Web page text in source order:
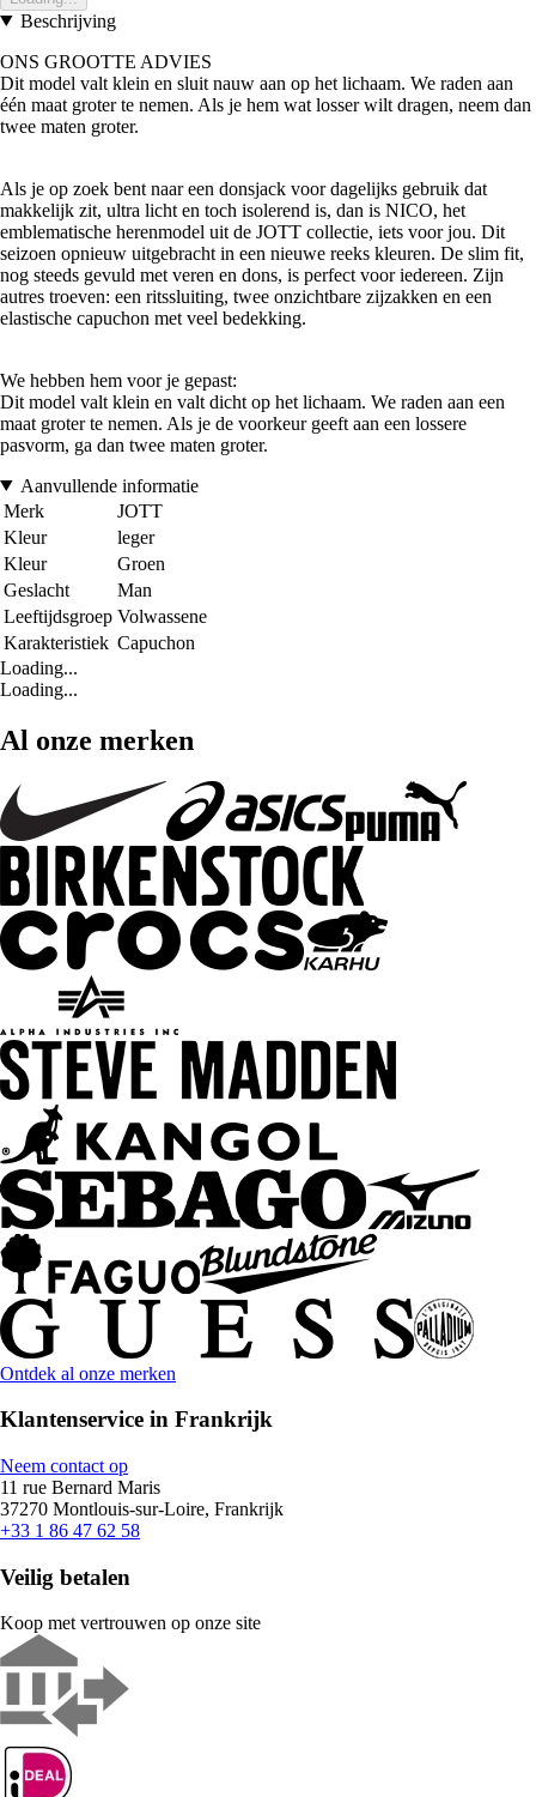
Beschrijving
ONS GROOTTE ADVIES
Dit model valt klein en sluit nauw aan op het lichaam. We raden aan
één maat groter te nemen. Als je hem wat losser wilt dragen, neem dan
twee maten groter.
Als je op zoek bent naar een donsjack voor dagelijks gebruik dat
makkelijk zit, ultra licht en toch isolerend is, dan is NICO, het
emblematische herenmodel uit de JOTT collectie, iets voor jou. Dit
seizoen opnieuw uitgebracht in een nieuwe reeks kleuren. De slim fit,
nog steeds gevuld met veren en dons, is perfect voor iedereen. Zijn
autres troeven: een ritssluiting, twee onzichtbare zijzakken en een
elastische capuchon met veel bedekking.
We hebben hem voor je gepast:
Dit model valt klein en valt dicht op het lichaam. We raden aan een
maat groter te nemen. Als je de voorkeur geeft aan een lossere
pasvorm, ga dan twee maten groter.
Aanvullende informatie
Merk
JOTT
Kleur
leger
Kleur
Groen
Geslacht
Man
Leeftijdsgroep Volwassene
Karakteristiek Capuchon
Loading...
Loading...
Al onze merken
Ontdek al onze merken
Klantenservice in Frankrijk
Neem contact op
11 rue Bernard Maris
37270 Montlouis-sur-Loire, Frankrijk
+33 1 86 47 62 58
Veilig betalen
Koop met vertrouwen op onze site